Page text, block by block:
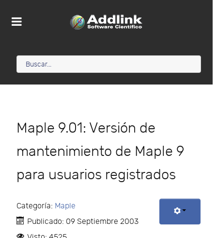
Maple 9.01: Versión de
mantenimiento de Maple 9
para usuarios registrados
Categoría: Maple
Publicado: 09 Septiembre 2003